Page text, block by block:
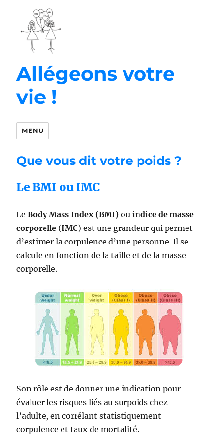
Allégeons votre
vie !
MENU
Que vous dit votre poids ?
Le BMI ou IMC
LeBody Mass Index (BMI) ouindice de masse
corporelle (IMC) est une grandeur qui permet
d’estimer la corpulence d’une personne. Il se
calcule en fonction de la taille et de la masse
corporelle.
Son rôle est de donner une indication pour
évaluer les risques liés au surpoids chez
l’adulte, en corrélant statistiquement
corpulence et taux de mortalité.